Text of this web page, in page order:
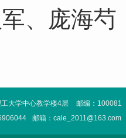
、庞海芍
大学中心教学楼4层
邮编：100081
邮箱：cale_2011@163.com